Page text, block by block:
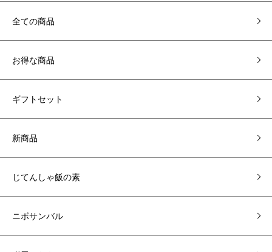
全ての商品
お得な商品
ギフトセット
新商品
じてんしゃ飯の素
ニボサンバル